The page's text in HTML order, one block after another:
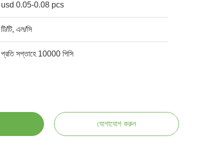
usd 0.05-0.08 pcs
টি/টি, এল/সি
প্রতি সপ্তাহে 10000 পিসি
যোগাযোগ করুন